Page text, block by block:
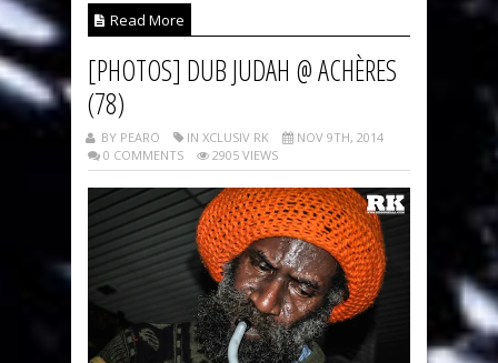
Read More
[PHOTOS] DUB JUDAH @ ACHÈRES
(78)
BY PEARO IN XCLUSIV RK
NOV 9TH, 2014
0 COMMENTS
2905 VIEWS